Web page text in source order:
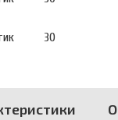
30